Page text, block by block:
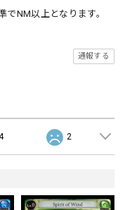
でNM以上となります。
通報する
2